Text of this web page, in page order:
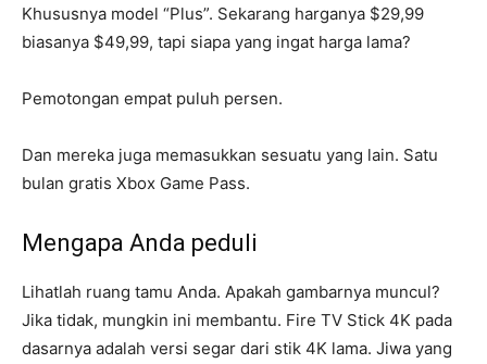
Khususnya model “Plus”. Sekarang harganya $29,99
biasanya $49,99, tapi siapa yang ingat harga lama?
Pemotongan empat puluh persen.
Dan mereka juga memasukkan sesuatu yang lain. Satu
bulan gratis Xbox Game Pass.
Mengapa Anda peduli
Lihatlah ruang tamu Anda. Apakah gambarnya muncul?
Jika tidak, mungkin ini membantu. Fire TV Stick 4K pada
dasarnya adalah versi segar dari stik 4K lama. Jiwa yang